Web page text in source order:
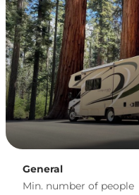
General
Min. number of people